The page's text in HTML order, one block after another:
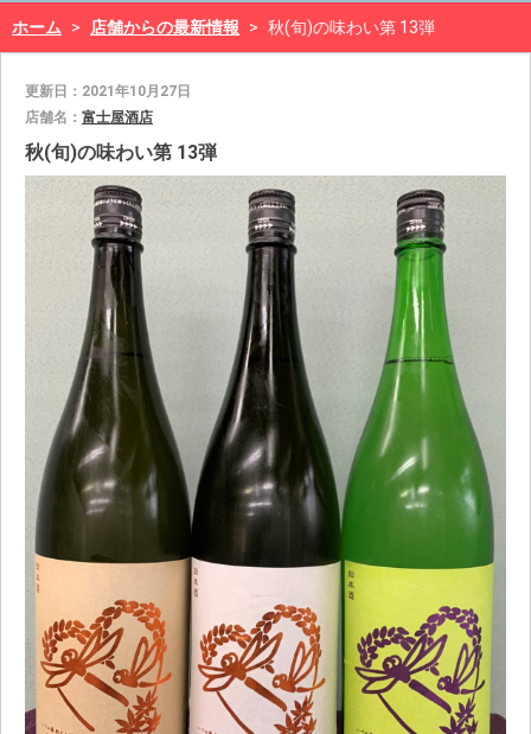
ホーム > 店舗からの最新情報 > 秋(旬)の味わい第 13弾
更新日：2021年10月27日
店舗名： 富士屋酒店
秋(旬)の味わい第 13弾